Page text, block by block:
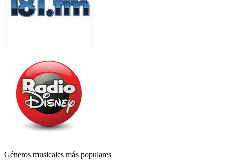
Géneros musicales más populares